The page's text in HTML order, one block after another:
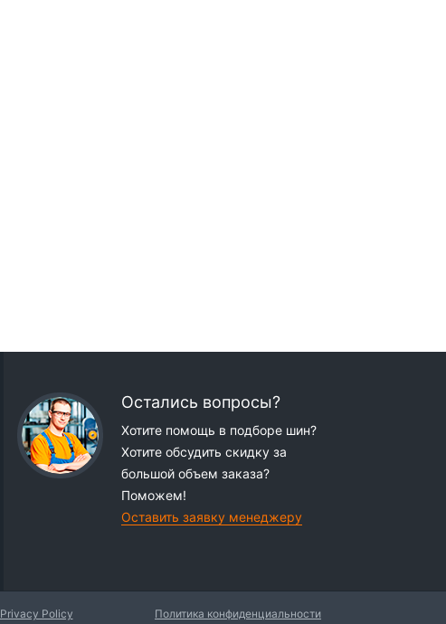
Остались вопросы?
Хотите помощь в подборе шин?
Хотите обсудить скидку за
большой объем заказа?
Поможем!
Оставить заявку менеджеру
Privacy Policy Политика конфиденциальности